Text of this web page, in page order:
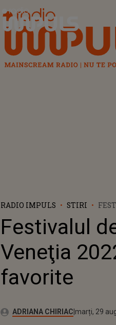
Radio Impuls
RADIO IMPULS STIRI
Festivalul
Veneţia
favorite
Autor:ADRIANA CHIRIACPublicat:
luni, 29
Actualizat:
marți, 29